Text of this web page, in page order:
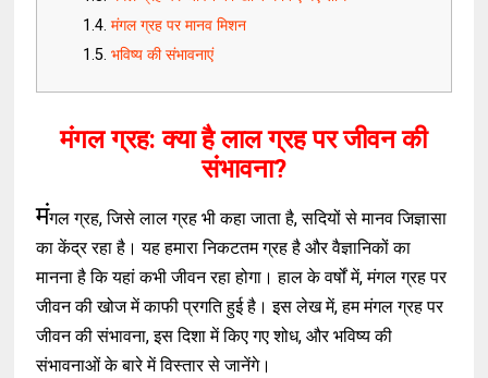
मंगल ग्रह पर मानव मिशन
भविष्य की संभावनाएं
मंगल ग्रह: क्या है लाल ग्रह पर जीवन की
संभावना?
मंगल ग्रह, जिसे लाल ग्रह भी कहा जाता है, सदियों से मानव जिज्ञासा
का केंद्र रहा है। यह हमारा निकटतम ग्रह है और वैज्ञानिकों का
मानना है कि यहां कभी जीवन रहा होगा। हाल के वर्षों में, मंगल ग्रह पर
जीवन की खोज में काफी प्रगति हुई है। इस लेख में, हम मंगल ग्रह पर
जीवन की संभावना, इस दिशा में किए गए शोध, और भविष्य की
संभावनाओं के बारे में विस्तार से जानेंगे।